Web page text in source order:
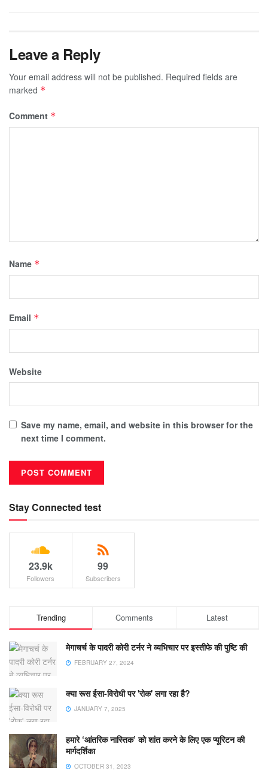
Leave a Reply
Your email address will not be published. Required fields are
marked *
Comment *
Name *
Email *
Website
Save my name, email, and website in this browser for the
next time I comment.
Stay Connected test
23.9k
Followers
99
Subscribers
Trending Comments Latest
मेगाचर्च के पादरी कोरी टर्नर ने व्यभिचार पर इस्तीफे की पुष्टि की
FEBRUARY 27, 2024
क्या रूस ईसा-विरोधी पर 'रोक' लगा रहा है?
JANUARY 7, 2025
हमारे ‘आंतरिक नास्तिक’ को शांत करने के लिए एक प्यूरिटन की
मार्गदर्शिका
OCTOBER 31, 2023